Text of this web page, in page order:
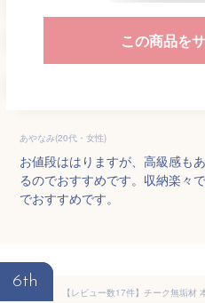
この商品を
あやなみ(20代・女性)
お値段ははりますが、高級感も
るのでおすすめです。収納楽々
でおすすめです。
6th